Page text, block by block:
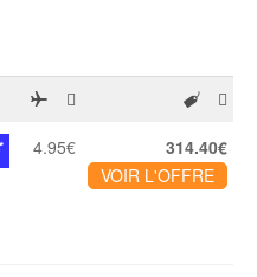
4.95€
314.40€
VOIR L'OFFRE